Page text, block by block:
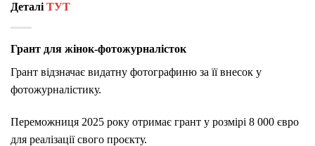
Деталі ТУТ
Грант для жінок-фотожурналісток
Грант відзначає видатну фотографиню за їївнесок у
фотожурналістику.
Переможниця 2025 року отримає грант у розмірі 8 000 євро
для реалізаціїсвого проєкту.